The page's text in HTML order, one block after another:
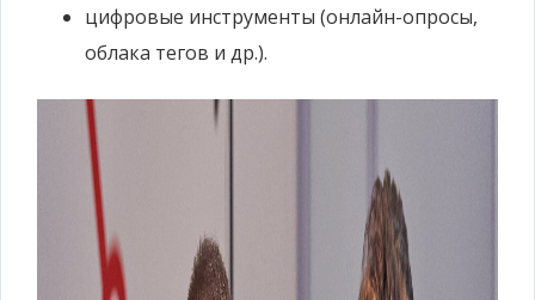
цифровые инструменты (онлайн-опросы,
облака тегов и др.).